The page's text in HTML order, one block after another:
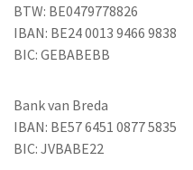
BTW: BE0479778826
IBAN: BE24 0013 9466 9838
BIC: GEBABEBB
Bank van Breda
IBAN: BE57 6451 0877 5835
BIC: JVBABE22